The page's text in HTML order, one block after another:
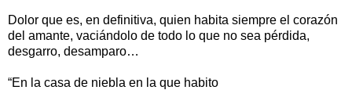
Dolor que es, en definitiva, quien habita siempre el corazón
del amante, vaciándolo de todo lo que no sea pérdida,
desgarro, desamparo…
“En la casa de niebla en la que habito